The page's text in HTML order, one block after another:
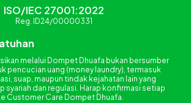
ISO/IEC 27001:2022
Reg. ID24/00000331
melalui Dompet Dhuafa bukan bersumber
pencucian uang (money laundry), termasuk
suap, maupun tindak kejahatan lain yang
syariah dan regulasi. Harap konfirmasi setiap
Customer Care Dompet Dhuafa.